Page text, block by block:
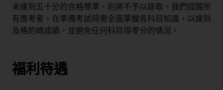
未達到五十分的合格標準，則將不予以錄取。我們提醒所
有應考者，在準備考試時需全面掌握各科目知識，以達到
及格的總成績，並避免任何科目得零分的情況。
福利待遇